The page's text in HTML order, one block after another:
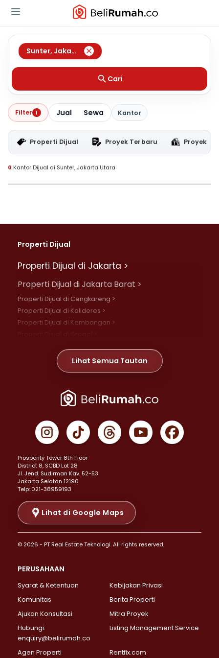
Sunter, Jakarta Utara
Cari
Filter 1 Jual Sewa Kantor
Properti Dijual Proyek Terbaru Proyek
0 Kantor Dijual di Sunter, Jakarta Utara
Properti Dijual
Properti Dijual di Jakarta >
Properti Dijual di Jakarta Barat >
Properti Dijual di Cengkareng >
Properti Dijual di Kalideres >
Properti Dijual di Kembangan >
Properti Dijual di Meruya >
Properti Dijual di Jelambar >
Properti Dijual di Jakarta Pusat >
Properti Dijual di Gambir >
Properti Dijual di Johar Baru >
Properti Dijual di Menteng >
Properti Dijual di Senen >
Properti Dijual di Tanah Abang >
Properti Dijual di Cikini >
Properti Dijual di Kramat >
Properti Dijual di Pasar Baru >
Properti Dijual di Bendungan Hilir >
Properti Dijual di Jakarta Selatan >
Properti Dijual di Lebak Bulus >
Properti Dijual di Gandaria Selatan >
Properti Dijual di Pondok Labu >
Properti Dijual di Lenteng Agung >
Properti Dijual di Senayan >
Properti Dijual di Pondok Pinang >
Lihat Semua Tautan
Prosperity Tower 8th Floor
District 8, SCBD Lot 28
JI. Jend. Sudirman Kav. 52-53
Jakarta Selatan 12190
Telp: 021-38959193
Lihat di Google Maps
© 2026 - PT Real Estate Teknologi. All rights reserved.
PERUSAHAAN
Syarat & Ketentuan
Kebijakan Privasi
Komunitas
Berita Properti
Ajukan Konsultasi
Mitra Proyek
Hubungi:
enquiry@belirumah.co
Listing Management Service
Agen Properti Rentfix.com